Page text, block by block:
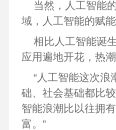
当然，人工智能
域，人工智能的
相比人工智能诞
应用遍地开花，
“人工智能这次
础、社会基础都比
智能浪潮比以往拥
富。”